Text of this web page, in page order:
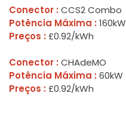
Conector : CCS2 Combo
Potência Máxima : 160kW
Preços : £0.92/kWh
Conector : CHAdeMO
Potência Máxima : 60kW
Preços : £0.92/kWh